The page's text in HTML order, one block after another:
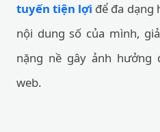
tuyến tiện lợi để đa dạng
nội dung số của mình,
nặng nề gây ảnh hưởng
web.